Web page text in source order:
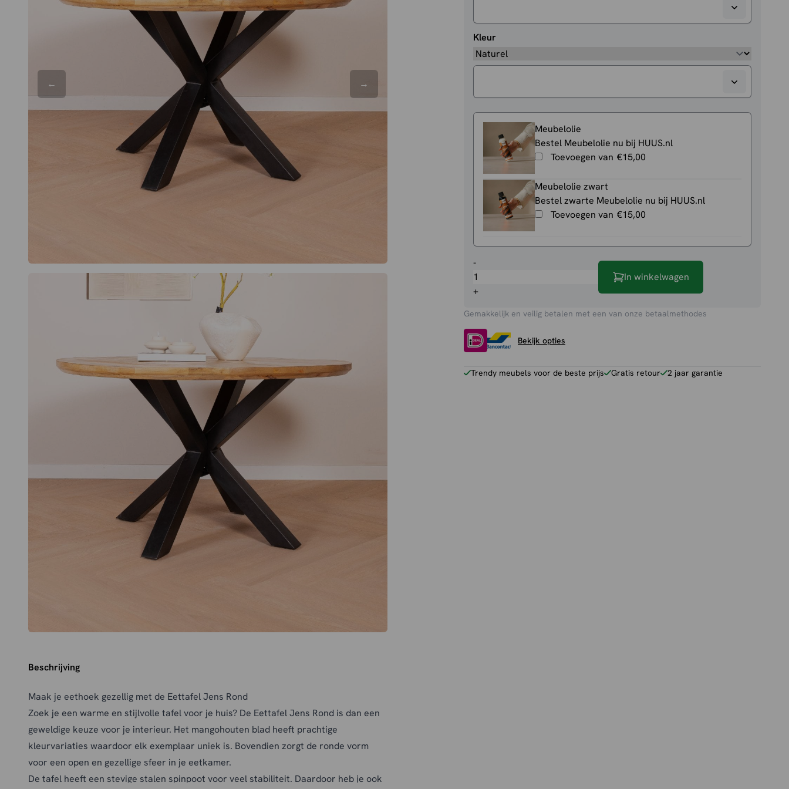
Kleur
Meubelolie
Bestel Meubelolie nu bij HUUS.nl
Toevoegen van €15,00
Meubelolie zwart
Bestel zwarte Meubelolie nu bij HUUS.nl
Toevoegen van €15,00
-Eettafel
Jens
-
aantal
+
In winkelwagen
Gemakkelijk en veilig betalen met een van onze betaalmethodes
Bekijk opties
Trendy meubels voor de beste prijs Gratis retour 2 jaar garantie
Beschrijving
Maak je eethoek gezellig met de Eettafel Jens Rond
Zoek je een warme en stijlvolle tafel voor je huis? De Eettafel Jens Rond is dan een
geweldige keuze voor je interieur. Het mangohouten blad heeft prachtige
kleurvariaties waardoor elk exemplaar uniek is. Bovendien zorgt de ronde vorm
voor een open en gezellige sfeer in je eetkamer.
De tafel heeft een stevige stalen spinpoot voor veel stabiliteit. Daardoor heb je ook